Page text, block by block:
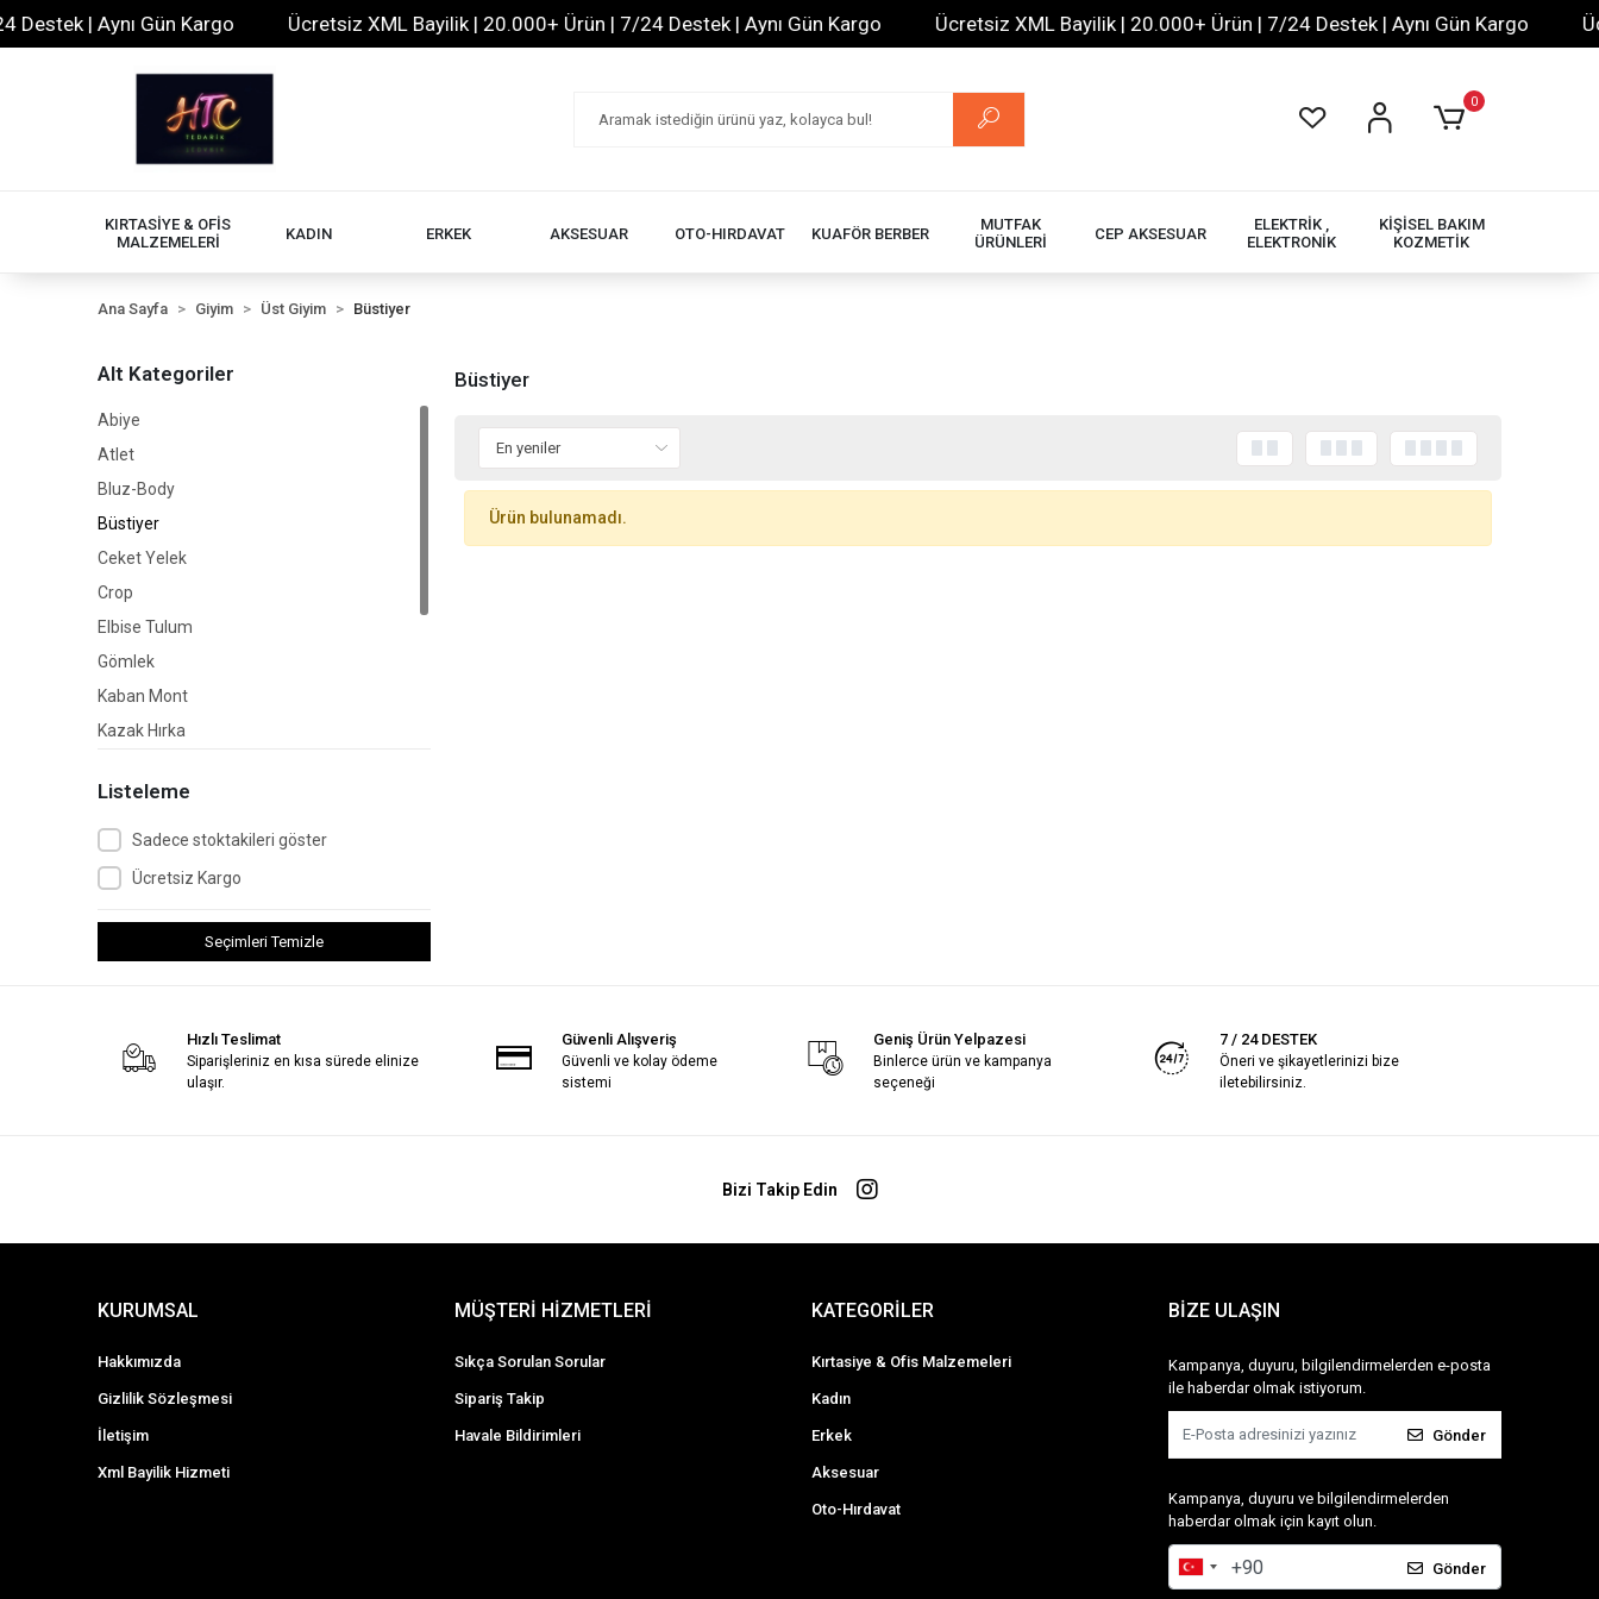
| Aynı Gün Kargo Ücretsiz XML Bayilik | 20.000+ Ürün | 7/24 Destek | Aynı Gün Kargo Ücretsiz XML Bayilik | 20.000+ Ürün | 7/24 Destek | Aynı Gün Kargo
0
KIRTASİYE & OFİS
MALZEMELERİ
KADIN ERKEK AKSESUAR OTO-HIRDAVAT KUAFÖR BERBER
MUTFAK
ÜRÜNLERİ
CEP AKSESUAR
ELEKTRİK ,
ELEKTRONİK
KİŞİSEL BAKIM
KOZMETİK
Ana Sayfa Giyim Üst Giyim Büstiyer
Alt Kategoriler
Abiye
Atlet
Bluz-Body
Büstiyer
Ceket Yelek
Crop
Elbise Tulum
Gömlek
Kaban Mont
Kazak Hırka
Süveter
Sweat
Tshirt
Listeleme
Sadece stoktakileri göster
Ücretsiz Kargo
Seçimleri Temizle
Büstiyer
Ürün bulunamadı.
Hızlı Teslimat
Siparişleriniz en kısa sürede elinize
ulaşır.
Güvenli Alışveriş
Güvenli ve kolay ödeme
sistemi
Geniş Ürün Yelpazesi
Binlerce ürün ve kampanya
seçeneği
7 / 24 DESTEK
Öneri ve şikayetlerinizi bize
iletebilirsiniz.
Bizi Takip Edin
KURUMSAL
Hakkımızda
Gizlilik Sözleşmesi
İletişim
Xml Bayilik Hizmeti
MÜŞTERİ HİZMETLERİ
Sıkça Sorulan Sorular
Sipariş Takip
Havale Bildirimleri
KATEGORİLER
Kırtasiye & Ofis Malzemeleri
Kadın
Erkek
Aksesuar
Oto-Hırdavat
BİZE ULAŞIN
Kampanya, duyuru, bilgilendirmelerden e-posta
ile haberdar olmak istiyorum.
Gönder
Kampanya, duyuru ve bilgilendirmelerden
haberdar olmak için kayıt olun.
Gönder